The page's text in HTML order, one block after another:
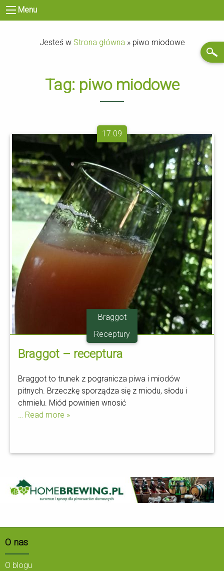
Menu
Jesteś w Strona główna» piwo miodowe
Tag: piwo miodowe
17.09
Braggot
Receptury
Braggot – receptura
Braggot to trunek z pogranicza piwa i miodów
pitnych. Brzeczkę sporządza się z miodu, słodu i
chmielu. Miód powinien wnosić
… Read more »
O nas
O blogu